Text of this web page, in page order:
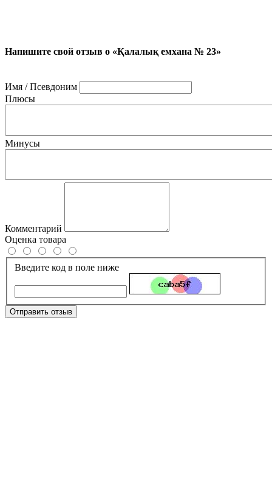
Напишите свой отзыв о «Қалалық емхана № 23»
Имя / Псевдоним
Плюсы
Минусы
Комментарий
Оценка товара
Введите код в поле ниже
Отправить отзыв